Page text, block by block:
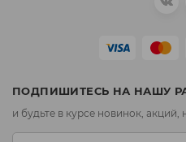
ПОДПИШИТЕСЬ НА НАШУ
и будьте в курсе новинок, акций,